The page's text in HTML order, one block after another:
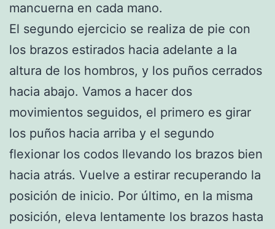
mancuerna en cada mano.
El segundo ejercicio se realiza de pie con
los brazos estirados hacia adelante a la
altura de los hombros, y los puños cerrados
hacia abajo. Vamos a hacer dos
movimientos seguidos, el primero es girar
los puños hacia arriba y el segundo
flexionar los codos llevando los brazos bien
hacia atrás. Vuelve a estirar recuperando la
posición de inicio. Por último, en la misma
posición, eleva lentamente los brazos hasta